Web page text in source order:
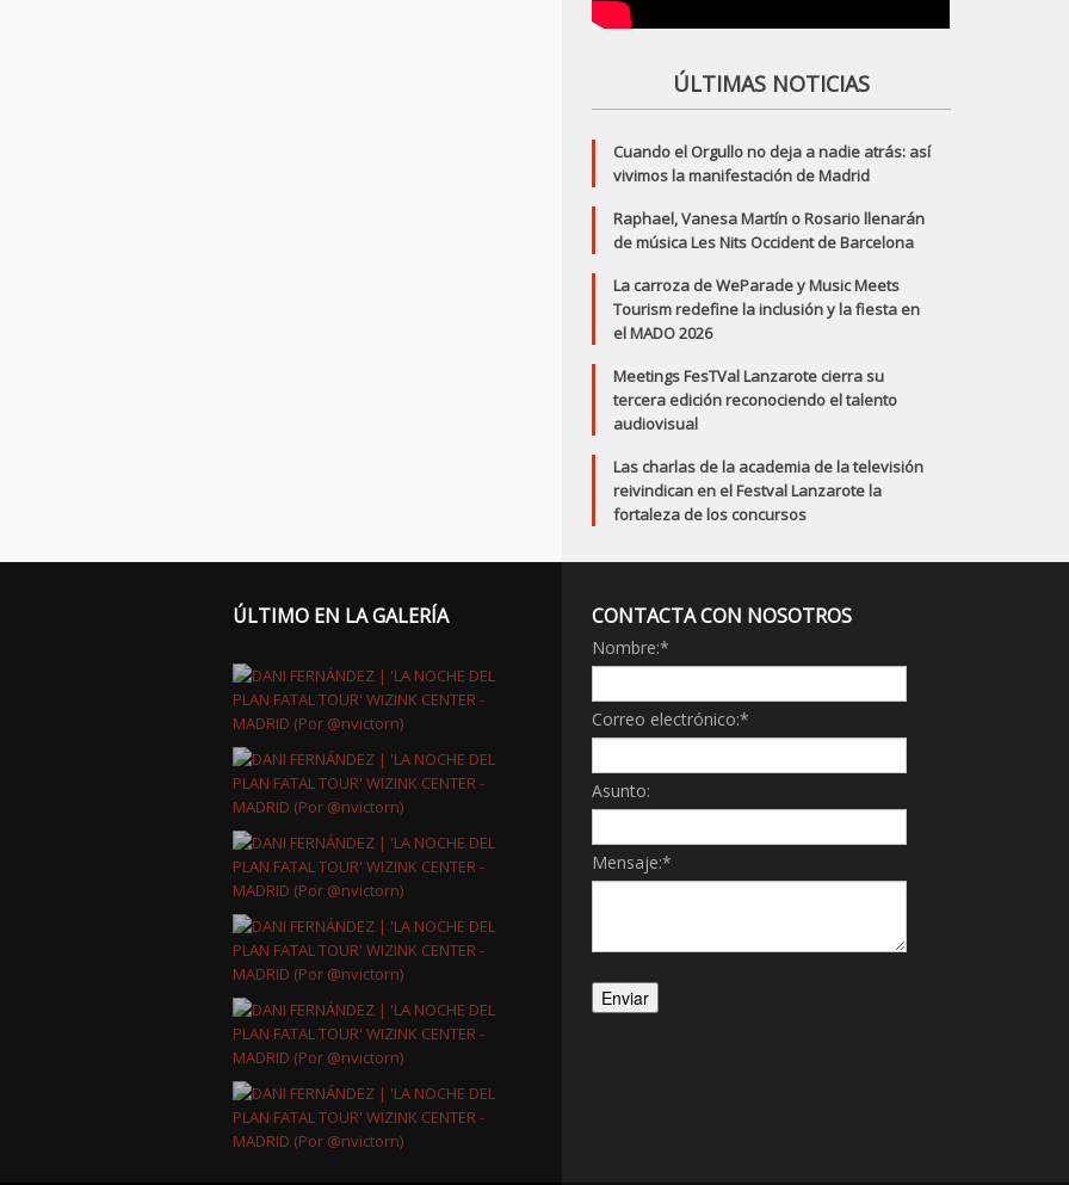
ÚLTIMAS NOTICIAS
Cuando el Orgullo no deja a nadie atrás: así
vivimos la manifestación de Madrid
Raphael, Vanesa Martín o Rosario llenarán
de música Les Nits Occident de Barcelona
La carroza de WeParade y Music Meets
Tourism redefine la inclusión y la fiesta en
el MADO 2026
Meetings FesTVal Lanzarote cierra su
tercera edición reconociendo el talento
audiovisual
Las charlas de la academia de la televisión
reivindican en el Festval Lanzarote la
fortaleza de los concursos
ÚLTIMO EN LA GALERÍA CONTACTA CON NOSOTROS
Nombre:*
Correo electrónico:*
Asunto:
Mensaje:*